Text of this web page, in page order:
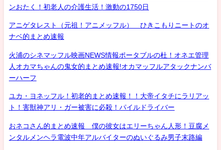
ンおたく！初老人の介護生活！激動の1750日
アニゲタレスト（元祖！アニメッフル） ひきこもりニートのオ
ナベ的まとめ速報
火浦のシネマッフル映画NEWS情報ポータブルの杜！オネエ管理
人オカマちゃんの鬼女的まとめ速報!オカマッフルアタックナンバ
ーハーフ
ユカ・ヨネッフル！初老的まとめ速報！！大帝イタチにラリアッ
ト！害獣神アリ・ガー被害に必殺！パイルドライバー
おネコさん的まとめ速報 僕の彼女はエリーちゃん人形！豆腐メ
ンタルメンヘラ電波中年アルバイターのぬいぐるみ男子末路編